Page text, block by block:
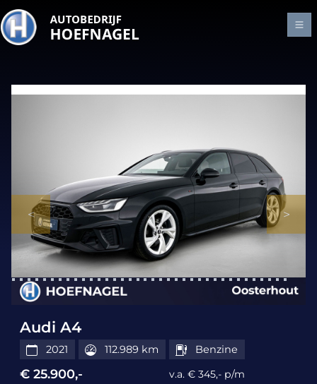
Audi A4
2021 112.989 km Benzine
€ 25.900,- v.a. € 345,- p/m